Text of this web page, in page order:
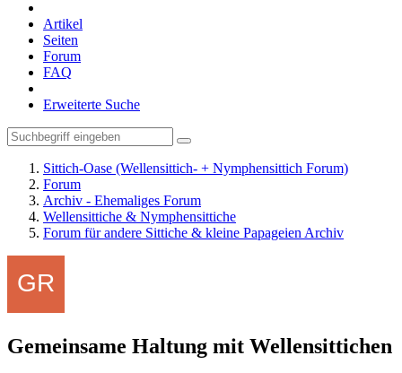
Artikel
Seiten
Forum
FAQ
Erweiterte Suche
Sittich-Oase (Wellensittich- + Nymphensittich Forum)
Forum
Archiv - Ehemaliges Forum
Wellensittiche & Nymphensittiche
Forum für andere Sittiche & kleine Papageien Archiv
Gemeinsame Haltung mit Wellensittichen